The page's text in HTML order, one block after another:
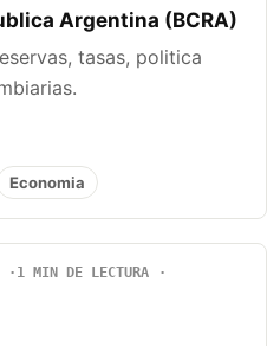
Argentina (BCRA)
tasas, politica
Economia
1 MIN DE LECTURA